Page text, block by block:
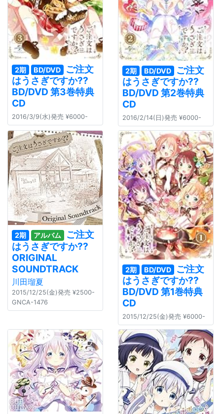
2期 BD/DVD
ご注文
はうさぎですか??
BD/DVD 第3巻特典
CD
2016/3/9(水)発売 ¥6000-
2期 BD/DVD
ご注文
はうさぎですか??
BD/DVD 第2巻特典
CD
2016/2/14(日)発売 ¥6000-
2期 アルバム
ご注文
はうさぎですか??
ORIGINAL
SOUNDTRACK
川田瑠夏
2015/12/25(金)発売 ¥2500-
GNCA-1476
2期 BD/DVD
ご注文
はうさぎですか??
BD/DVD 第1巻特典
CD
2015/12/25(金)発売 ¥6000-